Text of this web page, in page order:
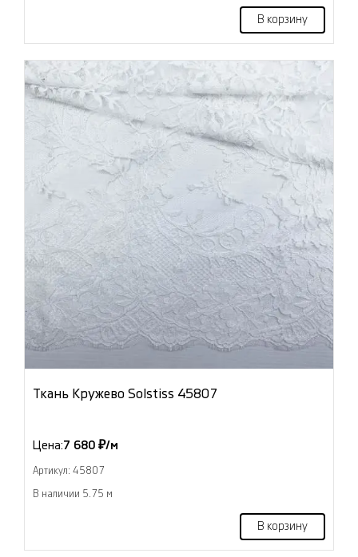
В корзину
Ткань Кружево Solstiss 45807
Цена:7 680 ₽/м
Артикул: 45807
В наличии 5.75 м
В корзину